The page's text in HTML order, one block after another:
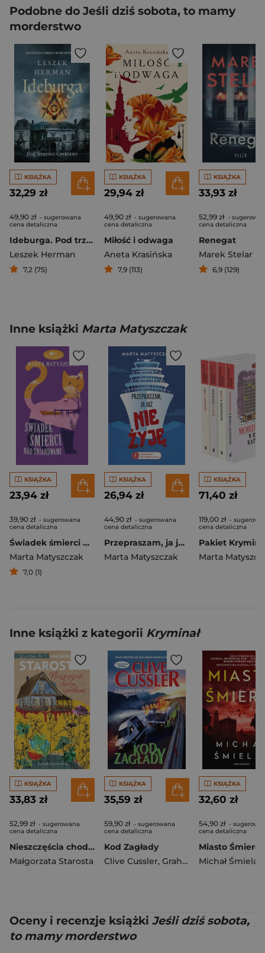
Podobne do Jeśli dziś sobota, to mamy
morderstwo
KSIĄŻKA
32,29 zł
49,90 zł - sugerowana
cena detaliczna
Ideburga. Pod trzema cyrklami
Leszek Herman
7,2 (75)
KSIĄŻKA
29,94 zł
49,90 zł - sugerowana
cena detaliczna
Miłość i odwaga
Aneta Krasińska
7,9 (113)
KSIĄŻKA
33,93 zł
52,99 zł -
cena detaliczna
Renegat
Marek Stelar
6,9 (129)
Inne książki Marta Matyszczak
KSIĄŻKA
23,94 zł
39,90 zł - sugerowana
cena detaliczna
Świadek śmierci nad Śniardwami. Kryminał z pazurem Tom 4
Marta Matyszczak
7,0 (1)
KSIĄŻKA
26,94 zł
44,90 zł - sugerowana
cena detaliczna
Przepraszam, ja już nie żyję. Zbrodnie na Podsłuchu. Tom 2
Marta Matyszczak
KSIĄŻKA
71,40 zł
119,00 zł -
cena detaliczna
Marta
Inne książki z kategorii Kryminał
KSIĄŻKA
33,83 zł
52,99 zł - sugerowana
cena detaliczna
Nieszczęścia chodzą czwórkami. W siedlisku. Tom 4
Małgorzata Starosta
KSIĄŻKA
35,59 zł
59,90 zł - sugerowana
cena detaliczna
Kod Zagłady
Clive Cussler, Graham Brown
KSIĄŻKA
32,60 zł
54,90 zł -
cena detaliczna
Miasto Śmierci
Michał Śmielak
Oceny i recenzje książki Jeśli dziś sobota,
to mamy morderstwo